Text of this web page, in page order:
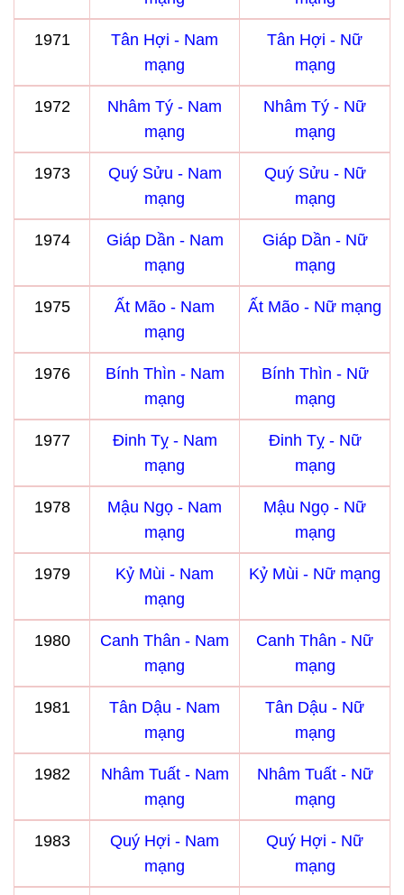
1971
Tân Hợi - Nam
mạng
Tân Hợi - Nữ
mạng
1972
Nhâm Tý - Nam
mạng
Nhâm Tý - Nữ
mạng
1973
Quý Sửu - Nam
mạng
Quý Sửu - Nữ
mạng
1974
Giáp Dần - Nam
mạng
Giáp Dần - Nữ
mạng
1975
Ất Mão - Nam
mạng
Ất Mão - Nữ mạng
1976
Bính Thìn - Nam
mạng
Bính Thìn - Nữ
mạng
1977
Đinh Tỵ - Nam
mạng
Đinh Tỵ - Nữ
mạng
1978
Mậu Ngọ - Nam
mạng
Mậu Ngọ - Nữ
mạng
1979
Kỷ Mùi - Nam
mạng
Kỷ Mùi - Nữ mạng
1980
Canh Thân - Nam
mạng
Canh Thân - Nữ
mạng
1981
Tân Dậu - Nam
mạng
Tân Dậu - Nữ
mạng
1982
Nhâm Tuất - Nam
mạng
Nhâm Tuất - Nữ
mạng
1983
Quý Hợi - Nam
mạng
Quý Hợi - Nữ
mạng